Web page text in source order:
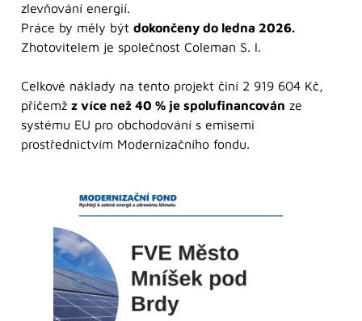
zlevňování energií.
Práce by měly být dokončeny do ledna 2026.
Zhotovitelem je společnost Coleman S. I.
Celkové náklady na tento projekt činí 2 919 604 Kč,
přičemž z více než 40 % je spolufinancován ze
systému EU pro obchodování s emisemi
prostřednictvím Modernizačního fondu.